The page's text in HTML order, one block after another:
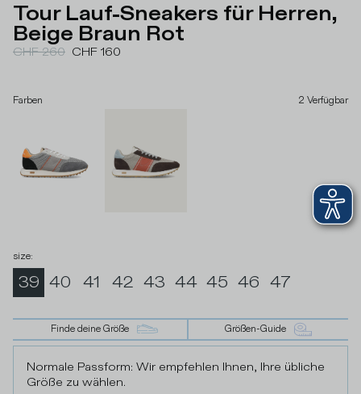
Tour Lauf-Sneakers für Herren,
Beige Braun Rot
CHF 260 CHF 160
Farben 2 Verfügbar
size:
39 40 41 42 43 44 45 46 47
Finde deine Größe Größen-Guide
Normale Passform: Wir empfehlen Ihnen, Ihre übliche
Größe zu wählen.